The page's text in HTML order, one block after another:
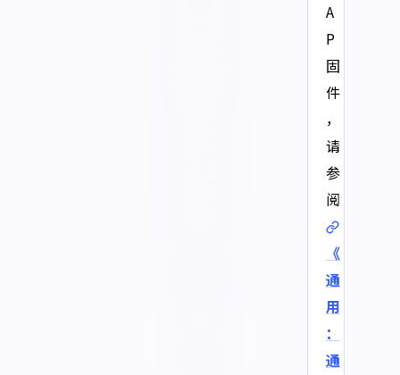
A
P
固
件
，
请
参
阅
《
通
用
：
通